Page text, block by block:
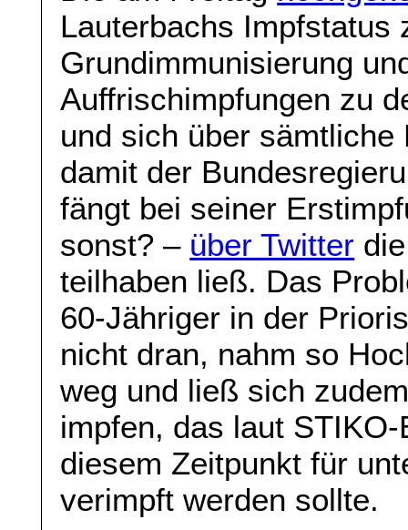
Lauterbachs Impfstatus
Grundimmunisierung
Auffrischimpfungen zu
und sich über
damit der
fängt bei seiner
sonst? – über Twitter
teilhaben ließ. Das
60-Jähriger in der
nicht dran, nahm so
weg und ließ sich
impfen, das laut
diesem Zeitpunkt für
verimpft werden sollte.